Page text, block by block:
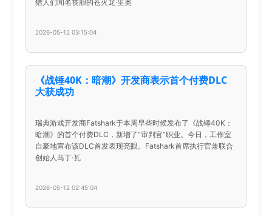
猎人们闻名丧胆的苍火龙·里奥
2026-05-12 03:15:04
《战锤40K：暗潮》开发商表示首个付费DLC
大获成功
瑞典游戏开发商Fatshark于本周早些时候发布了《战锤40K：
暗潮》的首个付费DLC，新增了“审判官”职业。今日，工作室
自豪地宣布该DLC首发表现亮眼。Fatshark首席执行官兼联合
创始人马丁·瓦
2026-05-12 02:45:04